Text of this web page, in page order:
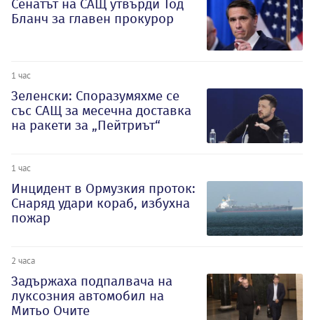
Сенатът на САЩ утвърди Тод
Бланч за главен прокурор
1 час
Зеленски: Споразумяхме се
със САЩ за месечна доставка
на ракети за „Пейтриът“
1 час
Инцидент в Ормузкия проток:
Снаряд удари кораб, избухна
пожар
2 часа
Задържаха подпалвача на
луксозния автомобил на
Митьо Очите